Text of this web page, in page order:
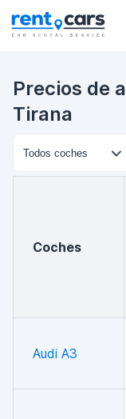
Precios de
Tirana
coches
Audi A3